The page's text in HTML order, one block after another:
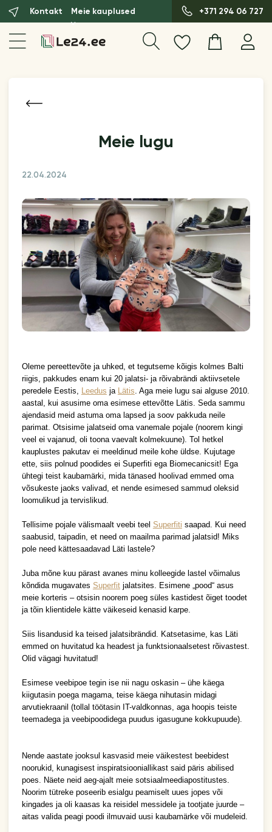
Kontakt Meie kauplused +371 294 06 727
Meie lugu
22.04.2024
Oleme pereettevõte ja uhked, et tegutseme kõigis kolmes Balti
riigis, pakkudes enam kui 20 jalatsi- ja rõivabrändi aktiivsetele
peredele Eestis,
Leedus ja Lätis . Aga meie lugu sai alguse 2010.
aastal, kui asusime oma esimese ettevõtte Lätis. Seda sammu
ajendasid meid astuma oma lapsed ja soov pakkuda neile
parimat. Otsisime jalatseid oma vanemale pojale (noorem kingi
veel ei vajanud, oli toona vaevalt kolmekuune). Tol hetkel
kauplustes pakutav ei meeldinud meile kohe üldse. Kujutage
ette, siis polnud poodides ei Superfiti ega Biomecanicsit! Ega
ühtegi teist kaubamärki, mida tänased hoolivad emmed oma
võsukeste jaoks valivad, et nende esimesed sammud oleksid
loomulikud ja tervislikud.
Tellisime pojale välismaalt veebi teel Superfiti saapad. Kui need
saabusid, taipadin, et need on maailma parimad jalatsid! Miks
pole need kättesaadavad Läti lastele?
Juba mõne kuu pärast avanes minu kolleegide lastel võimalus
kõndida mugavates Superfit jalatsites. Esimene „pood“ asus
meie korteris – otsisin noorem poeg süles kastidest õiget toodet
ja tõin klientidele kätte väikeseid kenasid karpe.
Siis lisandusid ka teised jalatsibrändid. Katsetasime, kas Läti
emmed on huvitatud ka headest ja funktsionaalsetest rõivastest.
Olid vägagi huvitatud!
Esimese veebipoe tegin ise nii nagu oskasin – ühe käega
kiigutasin poega magama, teise käega nihutasin midagi
arvutiekraanil (tollal töötasin IT-valdkonnas, aga hoopis teiste
teemadega ja veebipoodidega puudus igasugune kokkupuude).
Nende aastate jooksul kasvasid meie väikestest beebidest
noorukid, kunagisest inspiratsiooniallikast said päris abilised
poes. Näete neid aeg-ajalt meie sotsiaalmeediapostitustes.
Noorim tütreke poseerib esialgu peamiselt uues jopes või
kingades ja oli kaasas ka reisidel messidele ja tootjate juurde –
aitas valida peagi poodi ilmuvaid uusi kaubamärke või mudeleid.